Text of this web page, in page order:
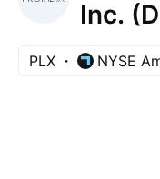
Inc.
PLX NYSE